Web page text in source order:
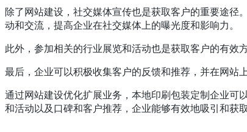
除了网站建设，社交媒体宣传也是获取客户的重要途径
动和交流，提高企业在社交媒体上的曝光度和影响力。
此外，参加相关的行业展览和活动也是获取客户的有效
最后，企业可以积极收集客户的反馈和推荐，并在网站
通过网站建设优化扩展业务，本地印刷包装定制企业可
和活动以及口碑和客户推荐，企业能够有效地吸引和获